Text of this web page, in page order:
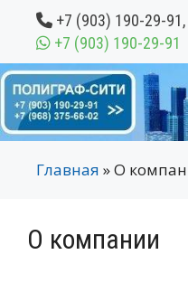
Перейти
содержимому
+7 (903) 190-29-91,
+7 (903) 190-29-91
Главная »О
О компании